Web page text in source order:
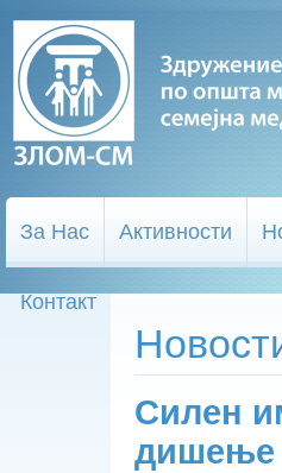
За Нас Активности
Контакт
Силен
дишење